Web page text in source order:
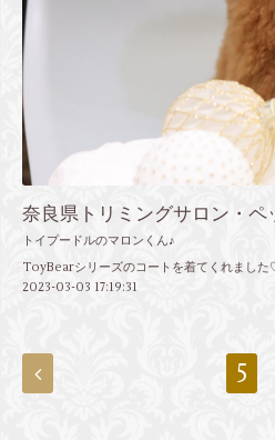
奈良県トリミングサロン・
トイプードルのマロンくん♪
ToyBearシリーズのコートを着てくれまし
2023-03-03 17:19:31
5